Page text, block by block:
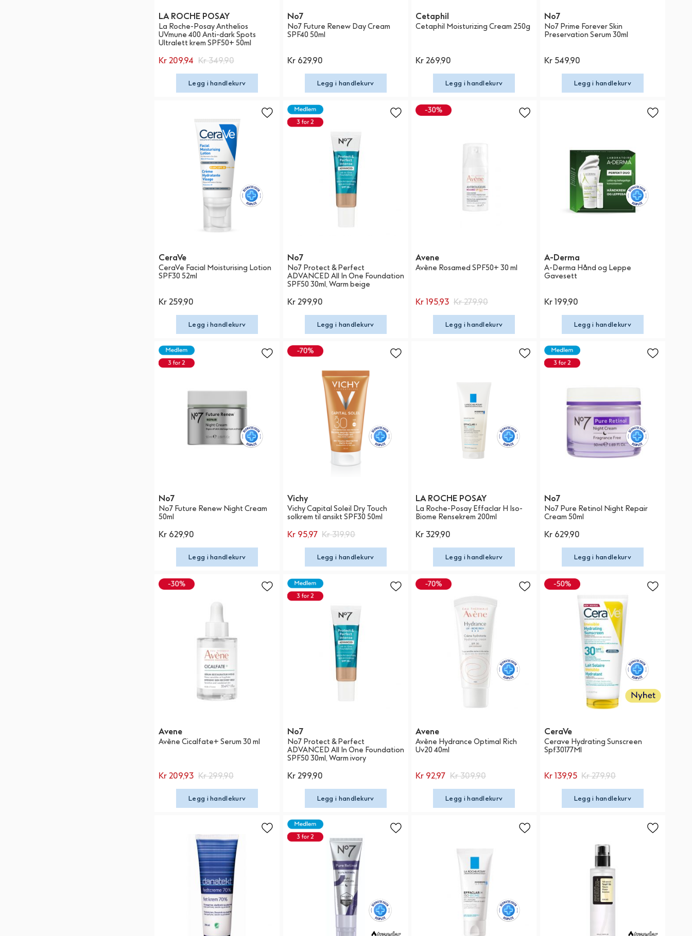
LA ROCHE POSAY
La Roche-Posay Anthelios
UVmune 400 Anti-dark Spots
Ultralett krem SPF50+ 50ml
Kr 209,94 Kr 349,90
Legg i handlekurv
No7
No7 Future Renew Day Cream
SPF40 50ml
Kr 629,90
Legg i handlekurv
Cetaphil
Cetaphil Moisturizing Cream 250g
Kr 269,90
Legg i handlekurv
No7
No7 Prime Forever Skin
Preservation Serum 30ml
Kr 549,90
Legg i handlekurv
CeraVe
CeraVe Facial Moisturising Lotion
SPF30 52ml
Kr 259,90
Legg i handlekurv
No7
No7 Protect & Perfect
ADVANCED All In One Foundation
SPF50 30ml, Warm beige
Kr 299,90
Legg i handlekurv
Avene
Avène Rosamed SPF50+ 30 ml
Kr 195,93 Kr 279,90
Legg i handlekurv
A-Derma
A-Derma Hånd og Leppe
Gavesett
Kr 199,90
Legg i handlekurv
No7
No7 Future Renew Night Cream
50ml
Kr 629,90
Legg i handlekurv
Vichy
Vichy Capital Soleil Dry Touch
solkrem til ansikt SPF30 50ml
Kr 95,97 Kr 319,90
Legg i handlekurv
LA ROCHE POSAY
La Roche-Posay Effaclar H Iso-
Biome Rensekrem 200ml
Kr 329,90
Legg i handlekurv
No7
No7 Pure Retinol Night Repair
Cream 50ml
Kr 629,90
Legg i handlekurv
Avene
Avène Cicalfate+ Serum 30 ml
Kr 209,93 Kr 299,90
Legg i handlekurv
No7
No7 Protect & Perfect
ADVANCED All In One Foundation
SPF50 30ml, Warm ivory
Kr 299,90
Legg i handlekurv
Avene
Avène Hydrance Optimal Rich
Uv20 40ml
Kr 92,97 Kr 309,90
Legg i handlekurv
CeraVe
Cerave Hydrating Sunscreen
Spf30177Ml
Kr 139,95 Kr 279,90
Legg i handlekurv